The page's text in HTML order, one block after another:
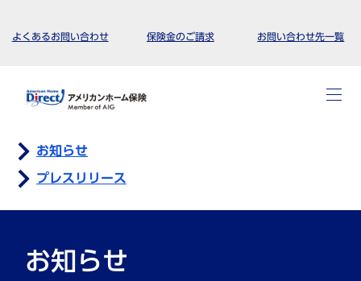
よくあるお問い合わせ 保険金のご請求 お問い合わせ先一覧
お知らせ
プレスリリース
お知らせ